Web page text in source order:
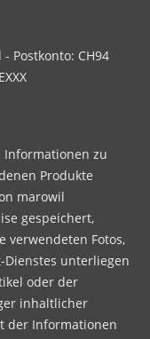
Postkonto: CH94
zu
Produkte
marowil
gespeichert,
verwendeten Fotos,
unterliegen
oder der
inhaltlicher
der Informationen